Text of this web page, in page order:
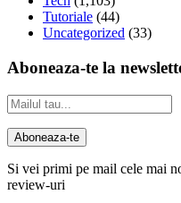
Tutoriale (44)
Uncategorized (33)
Aboneaza-te la
Si vei primi pe mail cele mai
review-uri